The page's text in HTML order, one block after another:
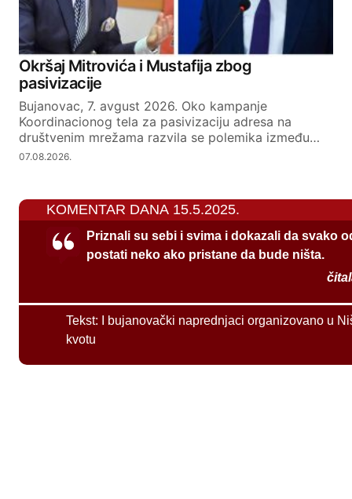
Okršaj Mitrovića i Mustafija zbog
pasivizacije
Bujanovac, 7. avgust 2026. Oko kampanje
Koordinacionog tela za pasivizaciju adresa na
društvenim mrežama razvila se polemika između…
07.08.2026.
KOMENTAR DANA 15.5.2025.
Priznali su sebi i svima i dokazali da svako
postati neko ako pristane da bude ništa.
Tekst:
I bujanovački naprednjaci organizovano u
kvotu